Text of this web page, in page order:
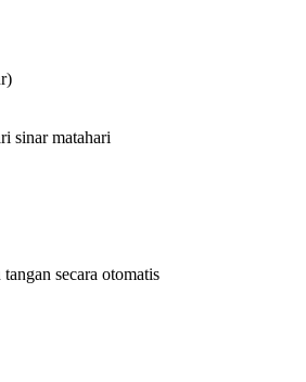
sinar matahari
secara otomatis